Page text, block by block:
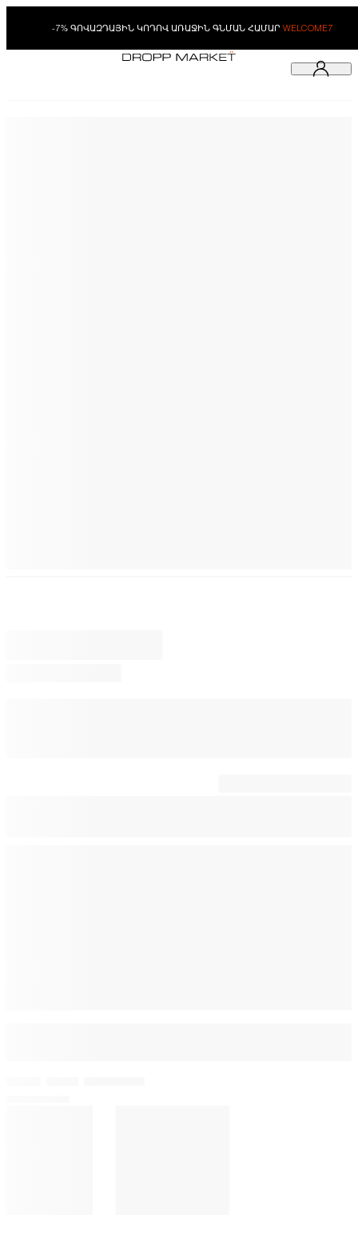
-7% ԳՈՎԱԶԴԱՅԻՆ ԿՈԴՈՎ ԱՌԱՋԻՆ ԳՆՄԱՆ ՀԱՄԱՐ WELCOME7